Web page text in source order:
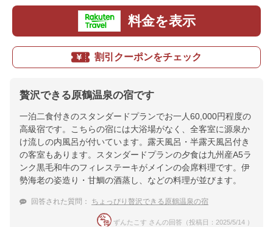
料金を表示
割引クーポンをチェック
贅沢できる原鶴温泉の宿です
一泊二食付きのスタンダードプランでお一人60,000円程度の
高級宿です。こちらの宿には大浴場がなく、全客室に源泉か
け流しの内風呂が付いています。露天風呂・半露天風呂付き
の客室もあります。スタンダードプランの夕食は九州産A5ラ
ンク黒毛和牛のフィレステーキがメインの会席料理です。伊
勢海老の姿造り・甘鯛の酒蒸し、などの料理が並びます。
回答された質問： ちょっぴり贅沢できる原鶴温泉の宿
ずんたこす さんの回答（投稿日：2025/5/14 ）